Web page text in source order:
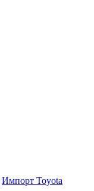
Импорт Toyota